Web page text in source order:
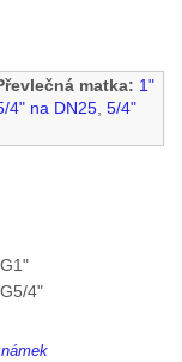
matka: 1"
4" na DN25, 5/4"
4"